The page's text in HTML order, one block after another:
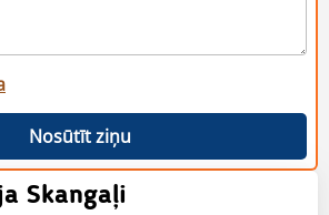
Nosūtīt ziņu
Skangaļi